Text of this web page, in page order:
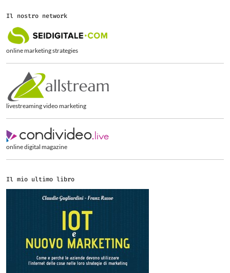
r
p
:
Il nostro network
online marketing strategies
livestreaming video marketing
online digital magazine
Il mio ultimo libro